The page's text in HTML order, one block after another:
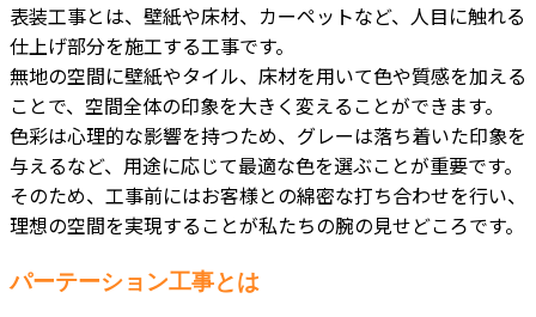
表装工事とは、壁紙や床材、カーペットなど、人目に触れる
仕上げ部分を施工する工事です。
無地の空間に壁紙やタイル、床材を用いて色や質感を加える
ことで、空間全体の印象を大きく変えることができます。
色彩は心理的な影響を持つため、グレーは落ち着いた印象を
与えるなど、用途に応じて最適な色を選ぶことが重要です。
そのため、工事前にはお客様との綿密な打ち合わせを行い、
理想の空間を実現することが私たちの腕の見せどころです。
パーテーション工事とは